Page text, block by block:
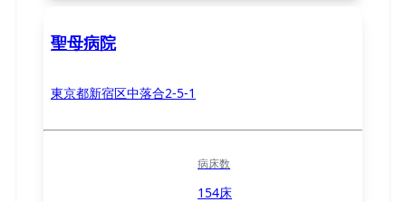
聖母病院
東京都新宿区中落合2-5-1
病床数
154床